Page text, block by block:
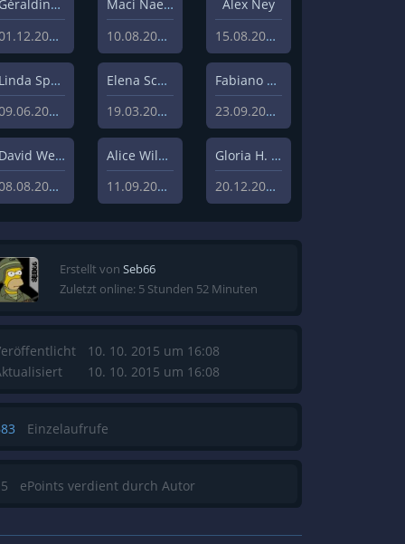
Géraldine Hohmann
01.12.2020
Maci Naeem Cheema
10.08.2020
Alex Ney
15.08.2019
Linda Sprenger
09.06.2019
Elena Schulz
19.03.2019
Fabiano Uslenghi
23.09.2019
David Weisz
08.08.2020
Alice Wilczynski
11.09.2020
Gloria H. Manderfeld
20.12.2019
Erstellt von Seb66
Zuletzt online: 5 Stunden 52 Minuten
10. 10. 2015 um 16:08
10. 10. 2015 um 16:08
Einzelaufrufe
ePoints verdient durch Autor